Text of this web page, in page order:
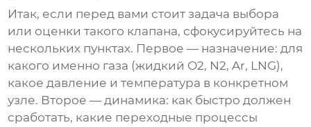
Итак, если перед вами стоит задача выбора
или оценки такого клапана, сфокусируйтесь на
нескольких пунктах. Первое — назначение: для
какого именно газа (жидкий O2, N2, Ar, LNG),
какое давление и температура в конкретном
узле. Второе — динамика: как быстро должен
сработать, какие переходные процессы